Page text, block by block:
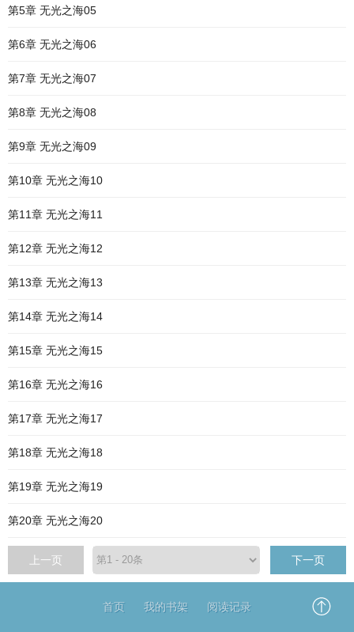
第5章 无光之海05
第6章 无光之海06
第7章 无光之海07
第8章 无光之海08
第9章 无光之海09
第10章 无光之海10
第11章 无光之海11
第12章 无光之海12
第13章 无光之海13
第14章 无光之海14
第15章 无光之海15
第16章 无光之海16
第17章 无光之海17
第18章 无光之海18
第19章 无光之海19
第20章 无光之海20
上一页 下一页
首页 我的书架 阅读记录